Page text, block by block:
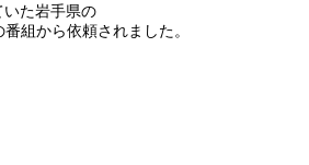
た岩手県の
組から依頼されました。